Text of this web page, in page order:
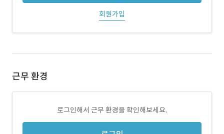
회원가입
근무 환경
로그인해서 근무 환경을 확인해보세요.